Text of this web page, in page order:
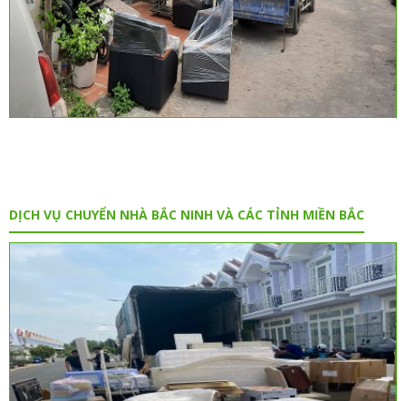
DỊCH VỤ CHUYỂN NHÀ BẮC NINH VÀ CÁC TỈNH MIỀN BẮC